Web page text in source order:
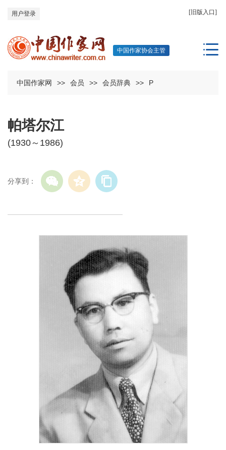
[旧版入口]
用户登录
中国作家协会主管
中国作家网 >> 会员 >> 会员辞典 >> P
帕塔尔江
(1930～1986)
分享到：